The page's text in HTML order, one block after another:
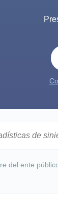
del ente